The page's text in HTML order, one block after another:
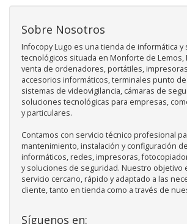
Sobre Nosotros
Infocopy Lugo es una tienda de informática y
tecnológicos situada en Monforte de Lemos,
venta de ordenadores, portátiles,
accesorios informáticos, terminales punto de
sistemas de videovigilancia, cámaras de
soluciones tecnológicas para empresas,
y particulares.
Contamos con servicio técnico profesional
mantenimiento, instalación y configuración
informáticos, redes, impresoras,
y soluciones de seguridad. Nuestro objetivo
servicio cercano, rápido y adaptado a las
cliente, tanto en tienda como a través de
Síguenos en: